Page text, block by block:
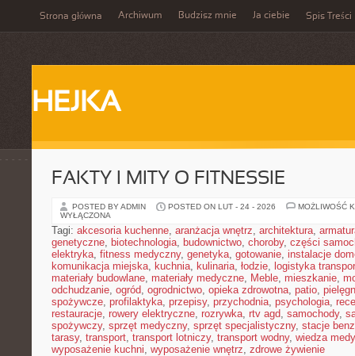
Strona główna Archiwum Budzisz mnie Ja ciebie Spis Treści
HEJKA
FAKTY I MITY O FITNESSIE
POSTED BY ADMIN POSTED ON LUT - 24 - 2026
MOŻLIWOŚĆ
WYŁĄCZONA
Tagi: akcesoria kuchenne, aranżacja wnętrz, architektura,
genetyczne, biotechnologia, budownictwo, choroby, części
elektryka, fitness medyczny, genetyka, gotowanie, instalacje
komunikacja miejska, kuchnia, kulinaria, łodzie, logistyka
materiały budowlane, materiały medyczne, Meble, mieszkanie,
odchudzanie, ogród, ogrodnictwo, opieka zdrowotna, patio,
spożywcze, profilaktyka, przepisy, przychodnia, psychologia,
restauracje, rowery elektryczne, rozrywka, rtv agd, samochody,
spożywczy, sprzęt medyczny, sprzęt specjalistyczny, stacje
tarasy, transport, transport lotniczy, transport wodny, wiedza
wyposażenie kuchni, wyposażenie wnętrz, zdrowe żywienie